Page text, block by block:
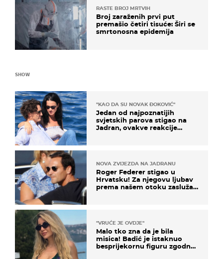
RASTE BROJ MRTVIH
Broj zaraženih prvi put
premašio četiri tisuće: Širi se
smrtonosna epidemija
SHOW
"KAO DA SU NOVAK ĐOKOVIĆ"
Jedan od najpoznatijih
svjetskih parova stigao na
Jadran, ovakve reakcije
NOVA ZVIJEZDA NA JADRANU
Roger Federer stigao u
Hrvatsku! Za njegovu ljubav
prema našem otoku zaslužan
"VRUĆE JE OVDJE"
Malo tko zna da je bila
misica! Badić je istaknuo
besprijekornu figuru zgodne